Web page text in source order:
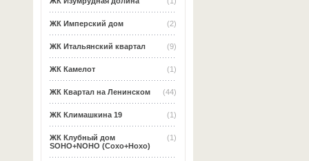
(2)
ЖК Имперский дом
(9)
ЖК Итальянский квартал
(1)
ЖК Камелот
(44)
ЖК Квартал на Ленинском
(1)
ЖК Климашкина 19
(1)
ЖК Клубный дом
SOHO+NOHO (Сохо+Нохо)